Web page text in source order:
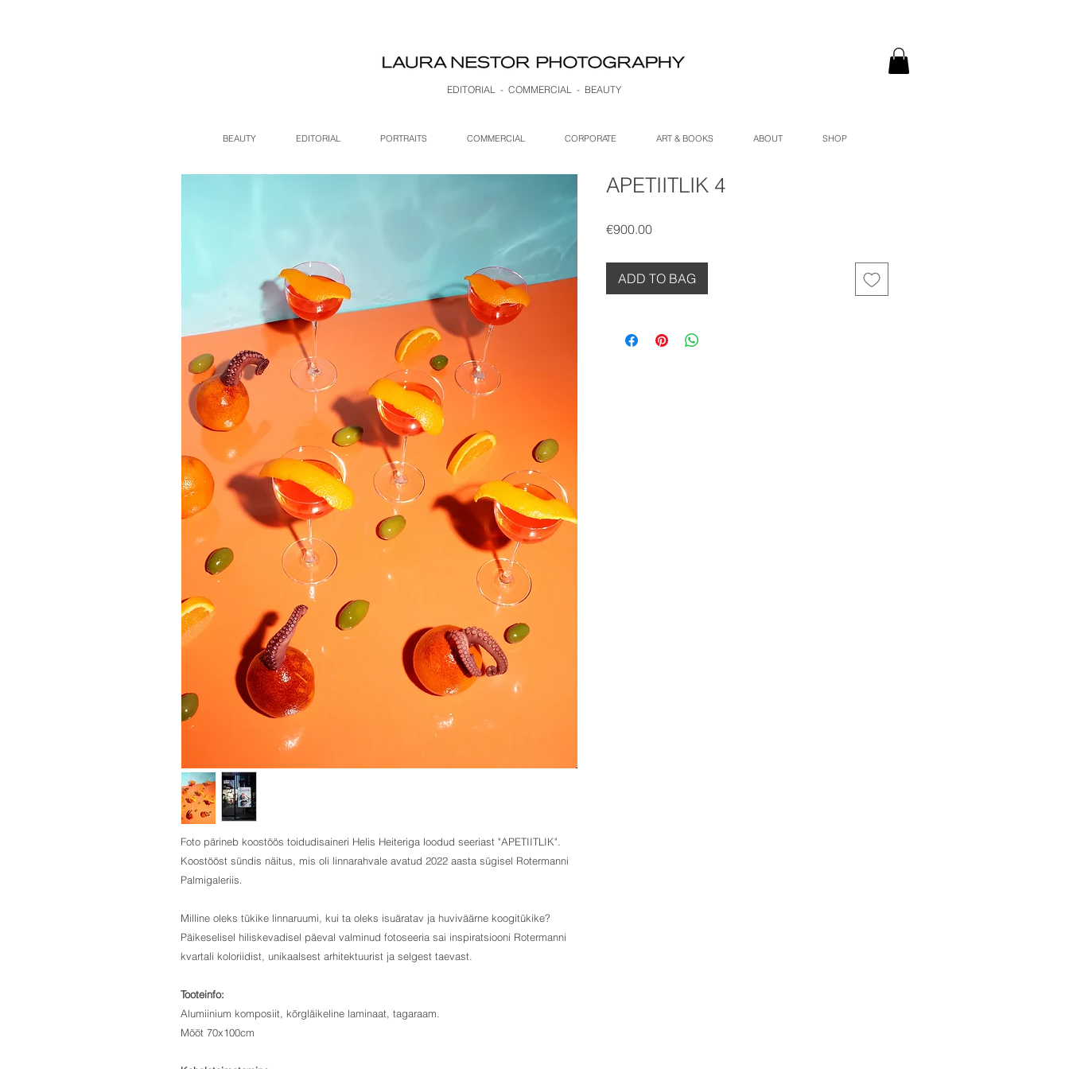
EDITORIAL - COMMERCIAL - BEAUTY
BEAUTY EDITORIAL PORTRAITS COMMERCIAL CORPORATE ART & BOOKS ABOUT SHOP
Foto pärineb koostöös toidudisaineri Helis Heiteriga loodud seeriast "APETIITLIK".
Koostööst sündis näitus, mis oli linnarahvale avatud 2022 aasta sügisel Rotermanni
Palmigaleriis.
Milline oleks tükike linnaruumi, kui ta oleks isuäratav ja huviväärne koogitükike?
Päikeselisel hiliskevadisel päeval valminud fotoseeria sai inspiratsiooni Rotermanni
kvartali koloriidist, unikaalsest arhitektuurist ja selgest taevast.
Tooteinfo:
Alumiinium komposiit, kõrgläikeline laminaat, tagaraam.
Mõõt 70x100cm
APETIITLIK 4
€900.00Price
ADD TO BAG